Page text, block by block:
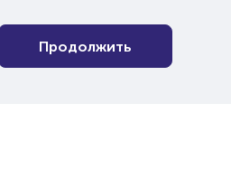
Продолжить